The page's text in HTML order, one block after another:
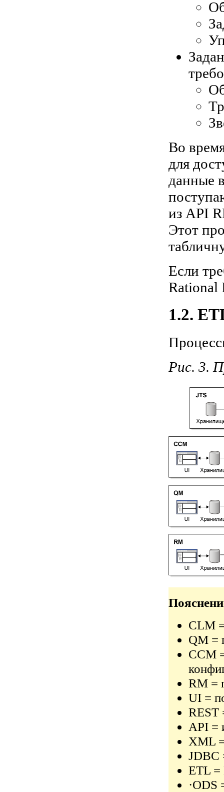
Во
для
данные
из API
Этот
Если
Rational
1.2.
Рис. 3.
CLM
QM =
CCM
RM =
UI =
REST
API =
XML
JDBC
ETL =